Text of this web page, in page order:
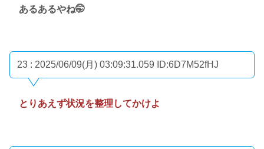
あるあるやね🤭
23 : 2025/06/09(月) 03:09:31.059 ID:6D7M52fHJ
とりあえず状況を整理してかけよ